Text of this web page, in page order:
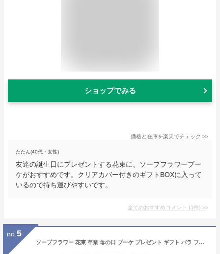
ショップでみる
価格と在庫を楽天でチェック >>
たたん(40代・女性)
友達の誕生日にプレゼントする花束に、ソープフラワーブー
ケがおすすめです。クリアカバー付きのギフトBOXに入って
いるので持ち運びやすいです。
全てのおすすめコメント (1件) >
no. 5
ソープフラワー 花束 卒業 母の日 ブーケ プレゼント ギフト バラ フラワーソープ アレンジメント 造花 誕生日 発表会 結婚祝い 還暦 お祝い 退職 お見舞い 女性 人気 枯れない お供え お悔やみ ペット 花 送料無料 喜寿 紫 米寿 青 赤 誕プレ 病院 卒業